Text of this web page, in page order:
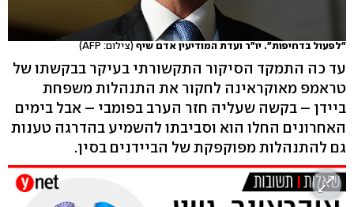
"לפעול בדחיפות". יו"ר ועדת המודיעין אדם שיף (צילום: AFP)
עד כה התמקד הסיקור התקשורתי בעיקר בבקשתו של
טראמפ מאוקראינה לחקור את התנהלות משפחת
ביידן – בקשה שעליה חזר הערב בפומבי – אבל בימים
האחרונים החלו הוא וסביבתו להשמיע בהדרגה טענות
גם להתנהלות מפוקפקת של הביידנים בסין.